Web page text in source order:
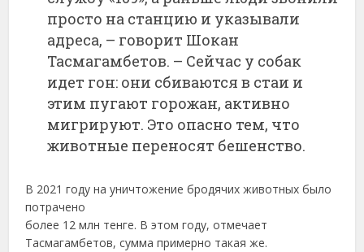
просто на станцию и указывали
адреса, – говорит Шокан
Тасмагамбетов. – Сейчас у собак
идет гон: они сбиваются в стаи и
этим пугают горожан, активно
мигрируют. Это опасно тем, что
животные переносят бешенство.
В 2021 году на уничтожение бродячих животных было
потрачено
более 12 млн тенге. В этом году, отмечает
Тасмагамбетов, сумма примерно такая же.